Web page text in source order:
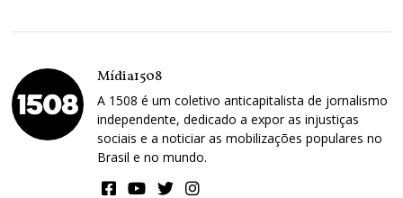
Mídia1508
A 1508 é um coletivo anticapitalista de jornalismo
independente, dedicado a expor as injustiças
sociais e a noticiar as mobilizações populares no
Brasil e no mundo.